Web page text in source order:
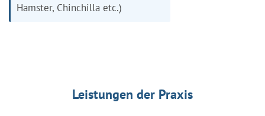
Hamster, Chinchilla etc.)
Leistungen der Praxis